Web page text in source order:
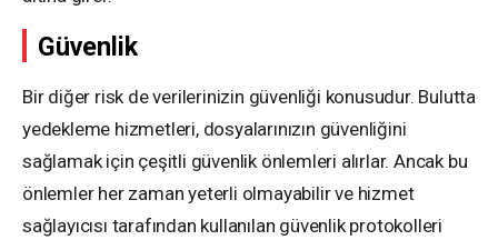
Güvenlik
Bir diğer risk de verilerinizin güvenliği konusudur. Bulutta
yedekleme hizmetleri, dosyalarınızın güvenliğini
sağlamak için çeşitli güvenlik önlemleri alırlar. Ancak bu
önlemler her zaman yeterli olmayabilir ve hizmet
sağlayıcısı tarafından kullanılan güvenlik protokolleri